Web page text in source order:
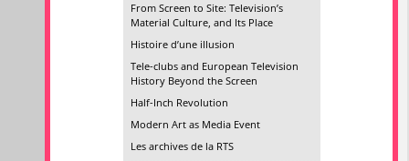
From Screen to Site: Television’s
Material Culture, and Its Place
Histoire d’une illusion
Tele-clubs and European Television
History Beyond the Screen
Half-Inch Revolution
Modern Art as Media Event
Les archives de la RTS